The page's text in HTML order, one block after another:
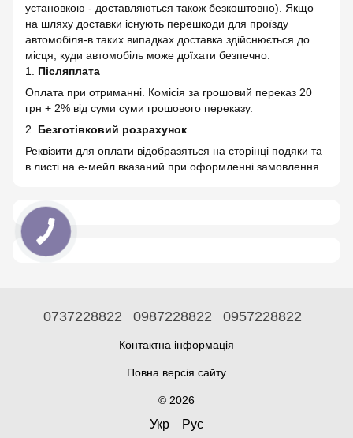
установкою - доставляються також безкоштовно). Якщо
на шляху доставки існують перешкоди для проїзду
автомобіля-в таких випадках доставка здійснюється до
місця, куди автомобіль може доїхати безпечно.
1. Післяплата
Оплата при отриманні. Комісія за грошовий переказ 20
грн + 2% від суми суми грошового переказу.
2. Безготівковий розрахунок
Реквізити для оплати відобразяться на сторінці подяки та
в листі на е-мейл вказаний при оформленні замовлення.
0737228822 0987228822 0957228822
Контактна інформація
Повна версія сайту
© 2026
Укр Рус